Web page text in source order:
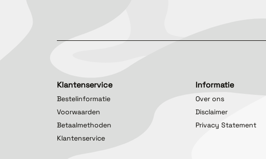
Klantenservice
Bestelinformatie
Voorwaarden
Betaalmethoden
Klantenservice
Informatie
Over ons
Disclaimer
Privacy Statement